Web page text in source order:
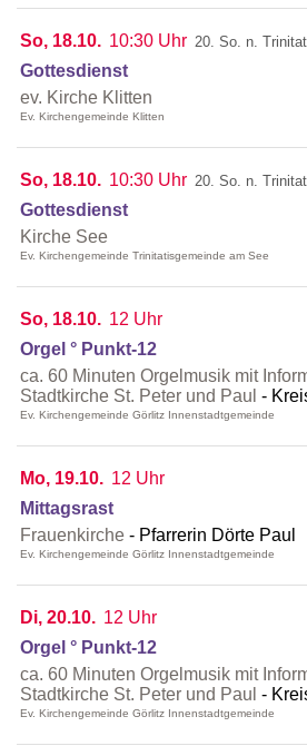
So, 18.10. 10:30 Uhr 20. So. n.
Gottesdienst
ev. Kirche Klitten
Ev. Kirchengemeinde Klitten
So, 18.10. 10:30 Uhr 20. So. n.
Gottesdienst
Kirche See
Ev. Kirchengemeinde Trinitatisgemeinde am See
So, 18.10. 12 Uhr
Orgel ° Punkt-12
ca. 60 Minuten Orgelmusik mit
Stadtkirche St. Peter und Paul
Ev. Kirchengemeinde Görlitz Innenstadtgemeinde
Mo, 19.10. 12 Uhr
Mittagsrast
Frauenkirche
Pfarrerin Dörte Paul
Ev. Kirchengemeinde Görlitz Innenstadtgemeinde
Di, 20.10. 12 Uhr
Orgel ° Punkt-12
ca. 60 Minuten Orgelmusik mit
Stadtkirche St. Peter und Paul
Ev. Kirchengemeinde Görlitz Innenstadtgemeinde